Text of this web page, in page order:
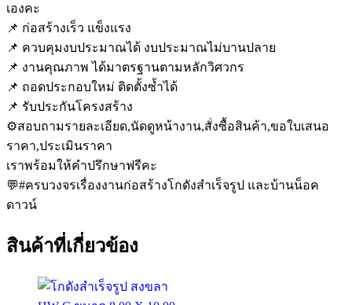
เองคะ
📌 ก่อสร้างเร็ว แข็งแรง
📌 ควบคุมงบประมาณได้ งบประมาณไม่บานปลาย
📌 งานคุณภาพ ได้มาตรฐานตามหลักวิศวกร
📌 ถอดประกอบใหม่ ติดตั้งซ้ำได้
📌 รับประกันโครงสร้าง
⚙️สอบถามรายละเอียด,นัดดูหน้างาน,สั่งซื้อสินค้า,ขอใบเสนอ
ราคา,ประเมินราคา
เราพร้อมให้คำปรึกษาฟรีคะ
💬#ครบวงจรเรื่องงานก่อสร้างโกดังสำเร็จรูป และบ้านน็อค
ดาวน์
สินค้าที่เกี่ยวข้อง